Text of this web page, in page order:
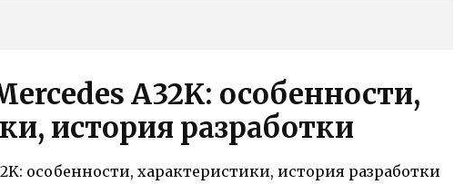
A32K: особенности,
история разработки